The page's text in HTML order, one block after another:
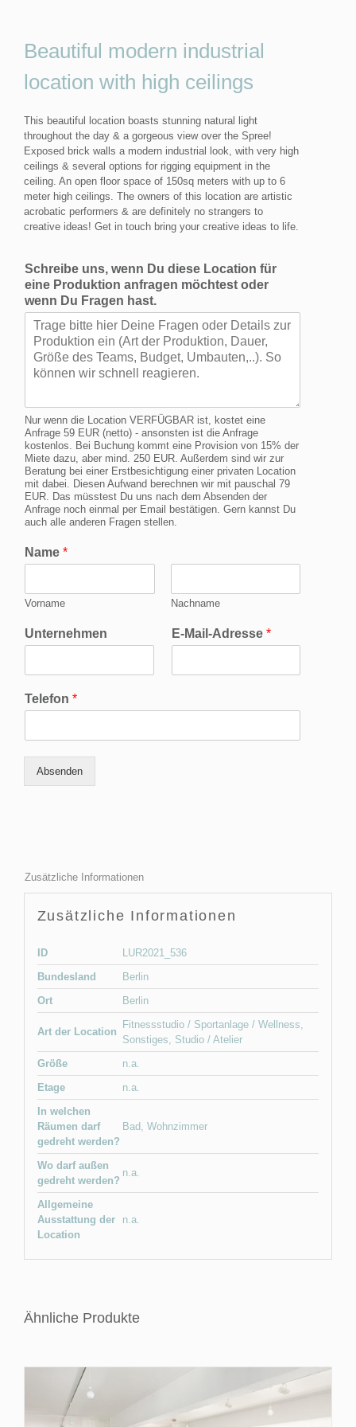
Beautiful modern industrial
location with high ceilings
This beautiful location boasts stunning natural light
throughout the day & a gorgeous view over the Spree!
Exposed brick walls a modern industrial look, with very high
ceilings & several options for rigging equipment in the
ceiling. An open floor space of 150sq meters with up to 6
meter high ceilings. The owners of this location are artistic
acrobatic performers & are definitely no strangers to
creative ideas! Get in touch bring your creative ideas to life.
Schreibe uns, wenn Du diese Location für
eine Produktion anfragen möchtest oder
wenn Du Fragen hast.
Nur wenn die Location VERFÜGBAR ist, kostet eine
Anfrage 59 EUR (netto) - ansonsten ist die Anfrage
kostenlos. Bei Buchung kommt eine Provision von 15% der
Miete dazu, aber mind. 250 EUR. Außerdem sind wir zur
Beratung bei einer Erstbesichtigung einer privaten Location
mit dabei. Diesen Aufwand berechnen wir mit pauschal 79
EUR. Das müsstest Du uns nach dem Absenden der
Anfrage noch einmal per Email bestätigen. Gern kannst Du
auch alle anderen Fragen stellen.
Name *
Vorname Nachname
Unternehmen E-Mail-Adresse *
Telefon *
Absenden
Zusätzliche Informationen
Zusätzliche Informationen
ID
LUR2021_536
Bundesland
Berlin
Ort
Berlin
Art der Location
Fitnessstudio / Sportanlage / Wellness,
Sonstiges, Studio / Atelier
Größe
n.a.
Etage
n.a.
In welchen
Räumen darf
gedreht werden?
Bad, Wohnzimmer
Wo darf außen
gedreht werden?
n.a.
Allgemeine
Ausstattung der
Location
n.a.
Ähnliche Produkte